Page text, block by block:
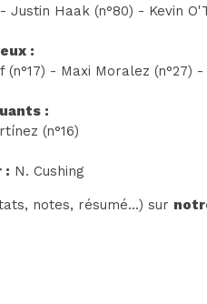
Justin Haak (n°80) - Kevin
:
- Maxi Moralez (n°27) -
:
(n°16)
: N. Cushing
notes, résumé...) sur